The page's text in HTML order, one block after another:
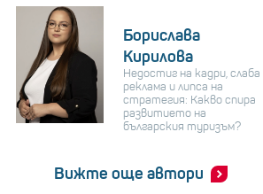
Борислава
Кирилова
Недостиг на кадри, слаба
реклама и липса на
стратегия: Какво спира
развитието на
българския туризъм?
Вижте още автори